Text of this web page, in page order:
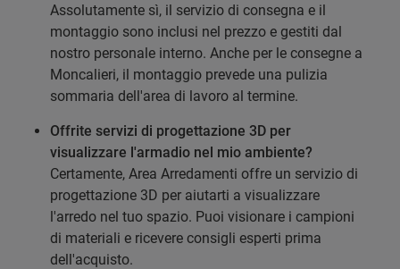
Assolutamente sì, il servizio di consegna e il
montaggio sono inclusi nel prezzo e gestiti dal
nostro personale interno. Anche per le consegne a
Moncalieri, il montaggio prevede una pulizia
sommaria dell'area di lavoro al termine.
Offrite servizi di progettazione 3D per
visualizzare l'armadio nel mio ambiente?
Certamente, Area Arredamenti offre un servizio di
progettazione 3D per aiutarti a visualizzare
l'arredo nel tuo spazio. Puoi visionare i campioni
di materiali e ricevere consigli esperti prima
dell'acquisto.